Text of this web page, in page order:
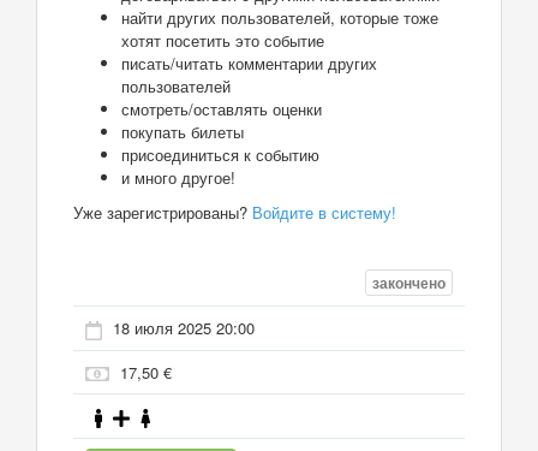
найти других пользователей, которые тоже
хотят посетить это событие
писать/читать комментарии других
пользователей
смотреть/оставлять оценки
покупать билеты
присоединиться к событию
и много другое!
Уже зарегистрированы? Войдите в систему!
закончено
18 июля 2025 20:00
17,50 €